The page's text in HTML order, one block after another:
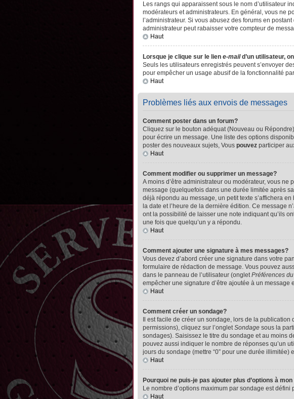
Les rangs qui apparaissent sous le nom d’utilisateur
modérateurs et administrateurs. En général, vous ne
l’administrateur. Si vous abusez des forums en
administrateur peut rabaisser votre compteur de
Haut
Lorsque je clique sur le lien e-maild’un utilisateur,
Seuls les utilisateurs enregistrés peuvent s’envoyer
pour empêcher un usage abusif de la fonctionnalité
Haut
Problèmes liés aux envois de messages
Comment poster dans un forum?
Cliquez sur le bouton adéquat (Nouveau ou
pour écrire un message. Une liste des options
poster des nouveaux sujets, Vous pouvez participer
Haut
Comment modifier ou supprimer un message?
A moins d’être administrateur ou modérateur, vous
message (quelquefois dans une durée limitée après
déjà répondu au message, un petit texte s’affichera
la date et l’heure de la dernière édition. Ce message
ont la possibilité de laisser une note indiquant qu’ils
une fois que quelqu’un y a répondu.
Haut
Comment ajouter une signature à mes messages?
Vous devez d’abord créer une signature dans votre
formulaire de rédaction de message. Vous pouvez
dans le panneau de l’utilisateur (ongletPréférences
empêcher une signature d’être ajoutée à un message
Haut
Comment créer un sondage?
Il est facile de créer un sondage, lors de la
permissions), cliquez sur l’ongletSondage sous la
sondages). Saisissez le titre du sondage et au moins
pouvez aussi indiquer le nombre de réponses qu’un
jours du sondage (mettre “0” pour une durée
Haut
Pourquoi ne puis-je pas ajouter plus d’options à
Le nombre d’options maximum par sondage est
Haut